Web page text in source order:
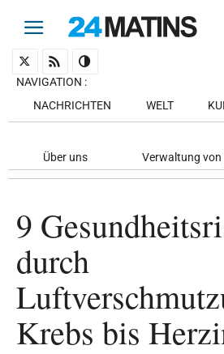
NAVIGATION :
NACHRICHTEN
WELT
Über uns Verwaltung von
9
durch
Krebs bis